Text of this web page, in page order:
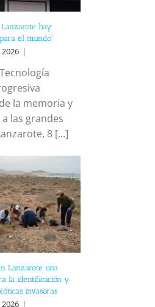
Lanzarote hay
el mundo”
|
la memoria y
las grandes
8 [...]
Lanzarote una
la identificación y
invasoras
|